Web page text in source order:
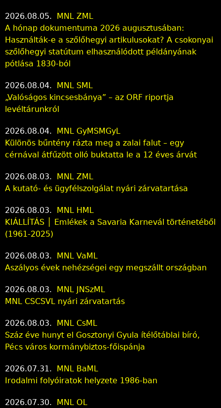
2026.08.05.
MNL ZML
A hónap dokumentuma 2026 augusztusában:
Használták-e a szőlőhegyi artikulusokat? A csokonyai
szőlőhegyi statútum elhasználódott példányának
pótlása 1830-ból
2026.08.04.
MNL SML
„Valóságos kincsesbánya” – az ORF riportja
levéltárunkról
2026.08.04.
MNL GyMSMGyL
Különös bűntény rázta meg a zalai falut – egy
cérnával átfűzött olló buktatta le a 12 éves árvát
2026.08.03.
MNL ZML
A kutató- és ügyfélszolgálat nyári zárvatartása
2026.08.03.
MNL HML
KIÁLLÍTÁS │ Emlékek a Savaria Karnevál történetéből
(1961-2025)
2026.08.03.
MNL VaML
Aszályos évek nehézségei egy megszállt országban
2026.08.03.
MNL JNSzML
MNL CSCSVL nyári zárvatartás
2026.08.03.
MNL CsML
Száz éve hunyt el Gosztonyi Gyula ítélőtáblai bíró,
Pécs város kormánybiztos-főispánja
2026.07.31.
MNL BaML
Irodalmi folyóiratok helyzete 1986-ban
2026.07.30.
MNL OL